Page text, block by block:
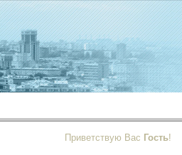
Приветствую Вас Гость!